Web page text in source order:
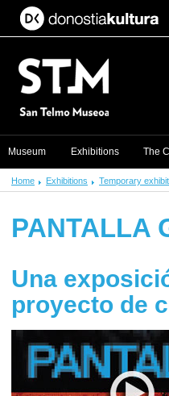
Home Exhibitions Temporary
PANTALLA
Una
proyecto de
Museum Exhibitions The